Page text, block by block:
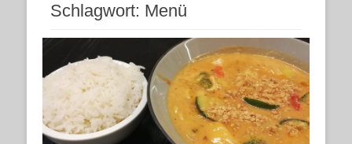
Schlagwort: Menü